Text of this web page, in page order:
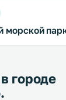
морской
городе